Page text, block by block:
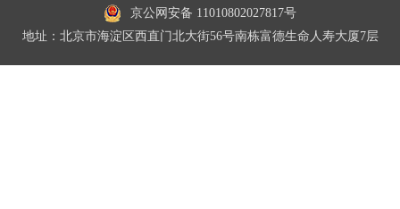
京公网安备 11010802027817号
地址：北京市海淀区西直门北大街56号南栋富德生命人寿大厦7层